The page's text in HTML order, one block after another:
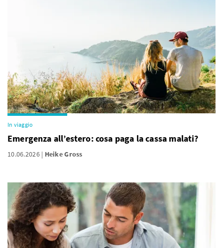
In viaggio
Emergenza all’estero: cosa paga la cassa malati?
10.06.2026 Heike Gross